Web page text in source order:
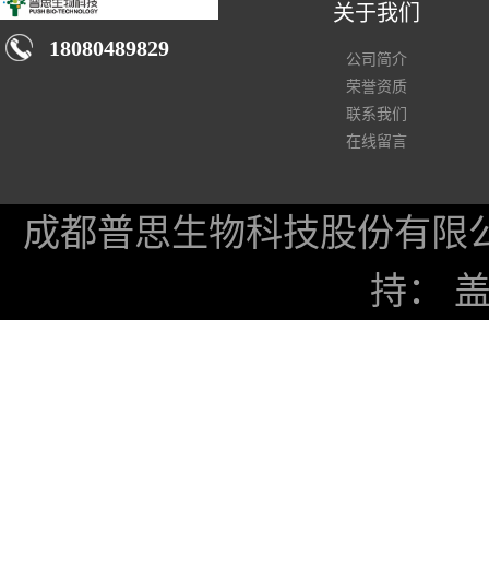
18080489829
关于我们
公司简介
荣誉资质
联系我们
在线留言
成都普思生物科技股份有限
持：